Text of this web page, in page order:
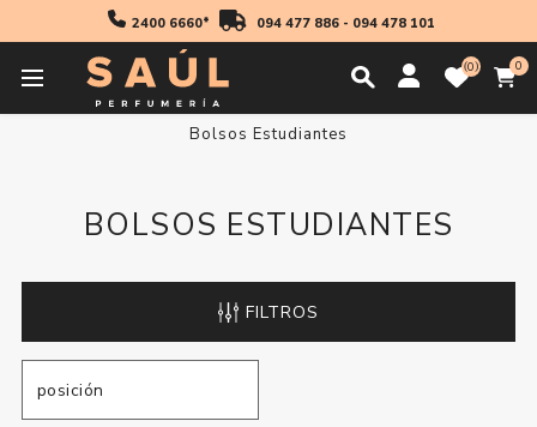
2400 6660* 094 477 886- 094 478 101
0 0
Inicio Accesorios
Bolsos Estudiantes
BOLSOS ESTUDIANTES
FILTROS